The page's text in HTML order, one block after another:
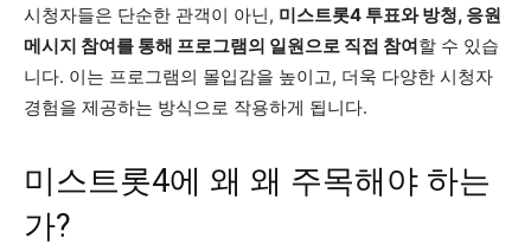
시청자들은 단순한 관객이 아닌, 미스트롯4 투표와 방청, 응원
메시지 참여를 통해 프로그램의 일원으로 직접 참여할 수 있습
니다. 이는 프로그램의 몰입감을 높이고, 더욱 다양한 시청자
경험을 제공하는 방식으로 작용하게 됩니다.
미스트롯4에 왜 왜 주목해야 하는
가?